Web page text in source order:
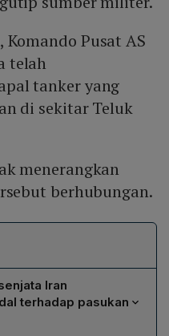
Pusat AS
telah
tanker yang
di sekitar Teluk
menerangkan
berhubungan.
Iran
terhadap pasukan